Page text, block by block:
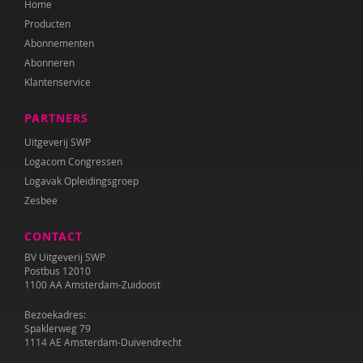
Diana Turkenburg-de Haan
Wesley Verboom
Wouter Verhage
Tamara Wally
Hermien Wiechers
Home
Producten
Abonnementen
Abonneren
Klantenservice
PARTNERS
Uitgeverij SWP
Logacom Congressen
Logavak Opleidingsgroep
Zesbee
CONTACT
BV Uitgeverij SWP
Postbus 12010
1100 AA Amsterdam-Zuidoost
Bezoekadres:
Spaklerweg 79
1114 AE Amsterdam-Duivendrecht